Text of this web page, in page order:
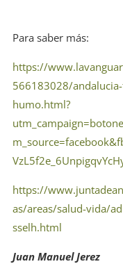
Para saber más:
https://
566183028/
humo.html?
https://
as/areas/salud-vida/
sselh.html
Juan Manuel Jerez